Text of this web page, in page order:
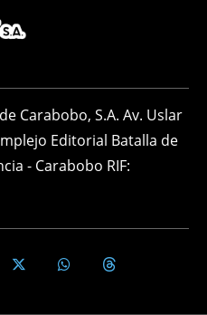
Carabobo, S.A. Av. Uslar
Editorial Batalla de
- Carabobo RIF: